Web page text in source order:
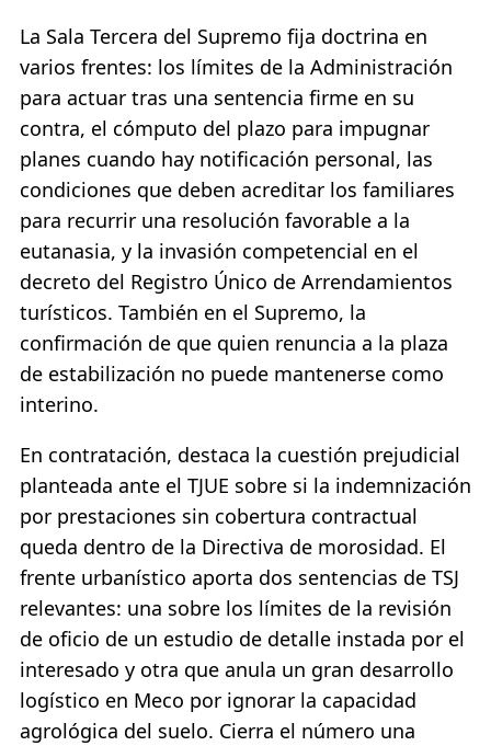
La Sala Tercera del Supremo fija doctrina en
varios frentes: los límites de la Administración
para actuar tras una sentencia firme en su
contra, el cómputo del plazo para impugnar
planes cuando hay notificación personal, las
condiciones que deben acreditar los familiares
para recurrir una resolución favorable a la
eutanasia, y la invasión competencial en el
decreto del Registro Único de Arrendamientos
turísticos. También en el Supremo, la
confirmación de que quien renuncia a la plaza
de estabilización no puede mantenerse como
interino.
En contratación, destaca la cuestión prejudicial
planteada ante el TJUE sobre si la indemnización
por prestaciones sin cobertura contractual
queda dentro de la Directiva de morosidad. El
frente urbanístico aporta dos sentencias de TSJ
relevantes: una sobre los límites de la revisión
de oficio de un estudio de detalle instada por el
interesado y otra que anula un gran desarrollo
logístico en Meco por ignorar la capacidad
agrológica del suelo. Cierra el número una